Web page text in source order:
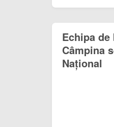
Echipa
Câmpina
Național